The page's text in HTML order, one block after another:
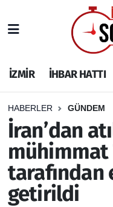
İZMİR İHBAR HATTI
HABERLER GÜNDEM
İran’dan
mühimmat
tarafından
getirildi
İHBAR HATTI
DEPREM
GENEL
EKONOMİ
SİYASET
İzmir Nöbetçi
İzmir Hava
İzmir Namaz
İzmir Trafik
Puan Durumu
Tüm Manşetler